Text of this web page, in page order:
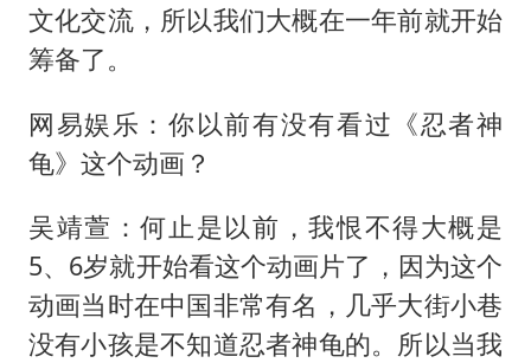
文化交流，所以我们大概在一年前就开始
筹备了。
网易娱乐：你以前有没有看过《忍者神
龟》这个动画？
吴靖萱：何止是以前，我恨不得大概是
5、6岁就开始看这个动画片了，因为这个
动画当时在中国非常有名，几乎大街小巷
没有小孩是不知道忍者神龟的。所以当我